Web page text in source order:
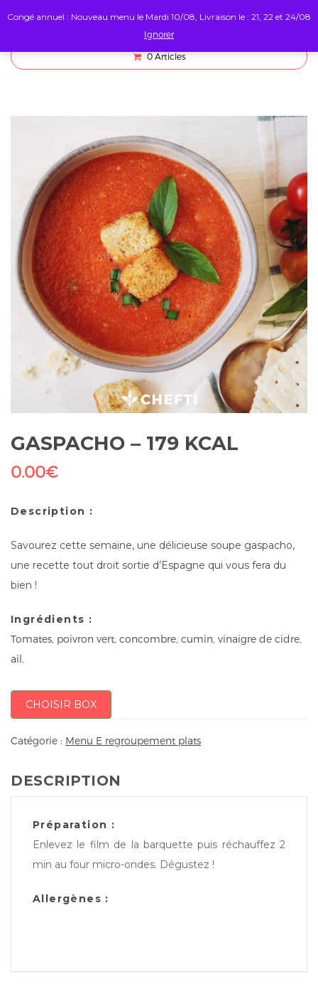
0 Articles
GASPACHO – 179 KCAL
0.00€
Description :
Savourez cette semaine, une délicieuse soupe gaspacho,
une recette tout droit sortie d’Espagne qui vous fera du
bien !
Ingrédients :
Tomates, poivron vert, concombre, cumin, vinaigre de cidre,
ail.
CHOISIR BOX
Catégorie : Menu E regroupement plats
DESCRIPTION
Préparation :
Enlevez le film de la barquette puis réchauffez 2
min au four micro-ondes. Dégustez !
Allergènes :
Congé annuel : Nouveau menu le Mardi 10/08, Livraison le : 21, 22 et 24/08
Ignorer